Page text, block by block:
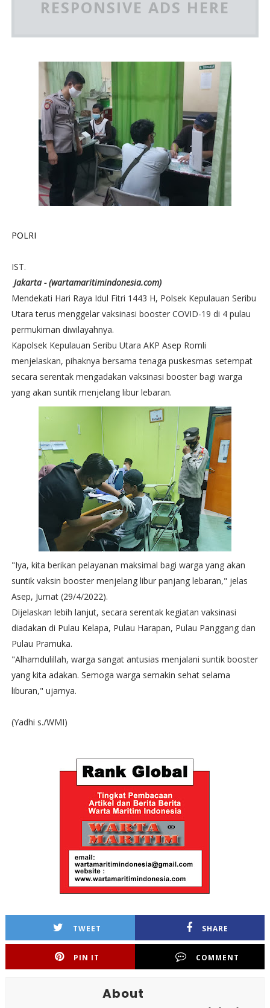
RESPONSIVE ADS HERE
POLRI
IST.
Jakarta - (wartamaritimindonesia.com)
Mendekati Hari Raya Idul Fitri 1443 H, Polsek Kepulauan Seribu
Utara terus menggelar vaksinasi booster COVID-19 di 4 pulau
permukiman diwilayahnya.
Kapolsek Kepulauan Seribu Utara AKP Asep Romli
menjelaskan, pihaknya bersama tenaga puskesmas setempat
secara serentak mengadakan vaksinasi booster bagi warga
yang akan suntik menjelang libur lebaran.
"Iya, kita berikan pelayanan maksimal bagi warga yang akan
suntik vaksin booster menjelang libur panjang lebaran," jelas
Asep, Jumat (29/4/2022).
Dijelaskan lebih lanjut, secara serentak kegiatan vaksinasi
diadakan di Pulau Kelapa, Pulau Harapan, Pulau Panggang dan
Pulau Pramuka.
"Alhamdulillah, warga sangat antusias menjalani suntik booster
yang kita adakan. Semoga warga semakin sehat selama
liburan," ujarnya.
(Yadhi s./WMI)
TWEET SHARE
PIN IT COMMENT
About